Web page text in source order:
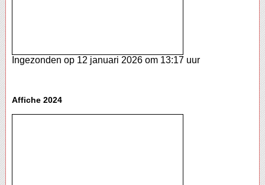
Ingezonden op 12 januari 2026 om 13:17 uur
Affiche 2024